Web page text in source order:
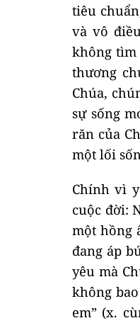
tiêu
và vô
không tìm
thương
Chúa,
sự sống
răn của
một lối
Chính vì
cuộc đời:
một hồng
đang áp
yêu mà
không
em” (x.